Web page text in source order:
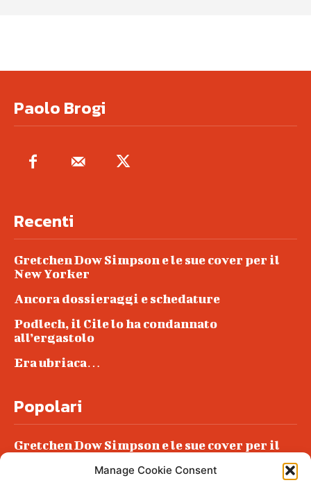
Manage Cookie Consent
Paolo Brogi
Recenti
Gretchen Dow Simpson e le sue cover per il
New Yorker
Ancora dossieraggi e schedature
Podlech, il Cile lo ha condannato
all’ergastolo
Era ubriaca…
Popolari
Gretchen Dow Simpson e le sue cover per il